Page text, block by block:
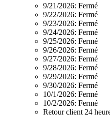
9/21/2026: Fermé
9/22/2026: Fermé
9/23/2026: Fermé
9/24/2026: Fermé
9/25/2026: Fermé
9/26/2026: Fermé
9/27/2026: Fermé
9/28/2026: Fermé
9/29/2026: Fermé
9/30/2026: Fermé
10/1/2026: Fermé
10/2/2026: Fermé
Retour client 24